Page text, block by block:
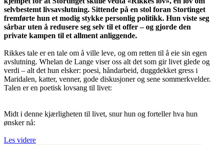
selvbestemt livsavslutning. Sittende på en stol foran Stortinget
fremførte hun et modig stykke personlig politikk. Hun viste seg
sårbar uten å redusere seg selv til et offer – og gjorde den
private kampen til et allment anliggende.
Rikkes tale er en tale om å ville leve, og om retten til å eie sin egen
avslutning. Whelan de Lange viser oss alt det som gir livet glede og
verdi – alt det hun elsker: poesi, håndarbeid, duggdekket gress i
Maridalen, katter, venner, gode diskusjoner og sene sommerkvelder.
Talen er en poetisk lovsang til livet:
Midt i denne kjærligheten til livet, snur hun og forteller hva hun
ønsker nå:
Les videre